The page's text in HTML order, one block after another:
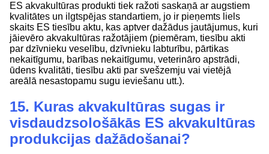
ES akvakultūras produkti tiek ražoti saskaņā ar augstiem
kvalitātes un ilgtspējas standartiem, jo ir pieņemts liels
skaits ES tiesību aktu, kas aptver dažādus jautājumus, kuri
jāievēro akvakultūras ražotājiem (piemēram, tiesību akti
par dzīvnieku veselību, dzīvnieku labturību, pārtikas
nekaitīgumu, barības nekaitīgumu, veterināro apstrādi,
ūdens kvalitāti, tiesību akti par svešzemju vai vietējā
areālā nesastopamu sugu ieviešanu utt.).
15. Kuras akvakultūras sugas ir
visdaudzsološākās ES akvakultūras
produkcijas dažādošanai?